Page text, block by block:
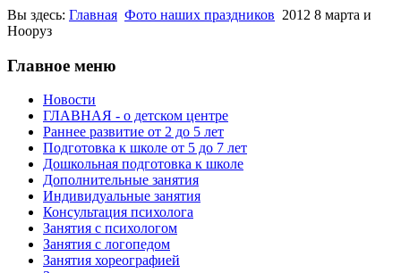
Вы здесь: Главная Фото наших праздников 2012 8 марта и
Нооруз
Главное меню
Новости
ГЛАВНАЯ - о детском центре
Раннее развитие от 2 до 5 лет
Подготовка к школе от 5 до 7 лет
Дошкольная подготовка к школе
Дополнительные занятия
Индивидуальные занятия
Консультация психолога
Занятия с психологом
Занятия с логопедом
Занятия хореографией